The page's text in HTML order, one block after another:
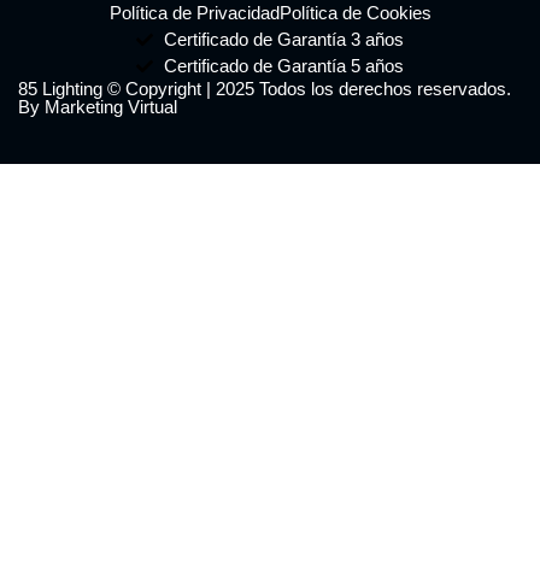
85 Lighting © Copyright | 2025 Todos los derechos reservados.
By Marketing Virtual
Política de PrivacidadPolítica de Cookies
Certificado de Garantía 3 años
Certificado de Garantía 5 años